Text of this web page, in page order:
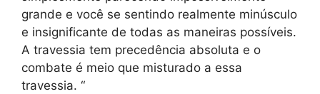
grande e você se sentindo realmente minúsculo
e insignificante de todas as maneiras possíveis.
A travessia tem precedência absoluta e o
combate é meio que misturado a essa
travessia. “